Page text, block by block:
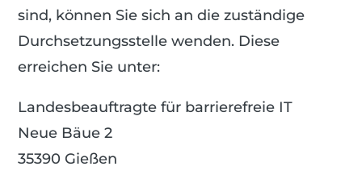
sind, können Sie sich an die zuständige
Durchsetzungsstelle wenden. Diese
erreichen Sie unter:
Landesbeauftragte für barrierefreie IT
Neue Bäue 2
35390 Gießen